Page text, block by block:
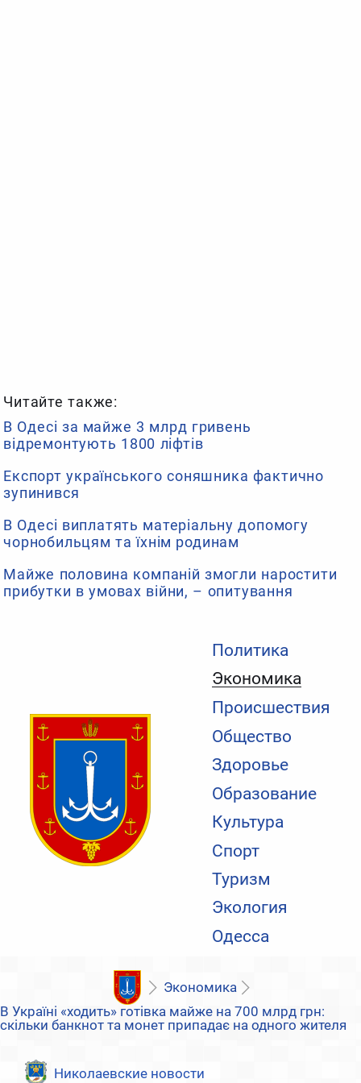
Политика
Экономика
Происшествия
Общество
Здоровье
Образование
Культура
Спорт
Туризм
Экология
Одесса
Читайте также:
В Одесі за майже 3 млрд гривень
відремонтують 1800 ліфтів
Експорт українського соняшника фактично
зупинився
В Одесі виплатять матеріальну допомогу
чорнобильцям та їхнім родинам
Майже половина компаній змогли наростити
прибутки в умовах війни, – опитування
Экономика
В Україні «ходить» готівка майже на 700 млрд грн:
скільки банкнот та монет припадає на одного жителя
Николаевские новости